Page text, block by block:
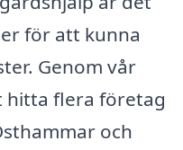
för att kunna
Genom vår
hitta flera företag
och